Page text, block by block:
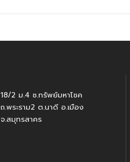
18/2 ม.4 ซ.ทรัพย์มหาโชค
ถ.พระราม2 ต.นาดี อ.เมือง
จ.สมุทรสาคร